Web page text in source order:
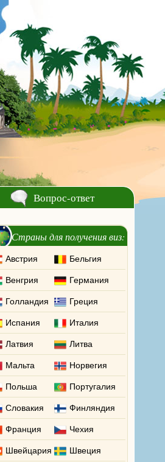
Вопрос-ответ
Страны для получения виз:
Австрия Бельгия
Венгрия Германия
Голландия Греция
Испания Италия
Латвия Литва
Мальта Норвегия
Польша Португалия
Словакия Финляндия
Франция Чехия
Швейцария Швеция